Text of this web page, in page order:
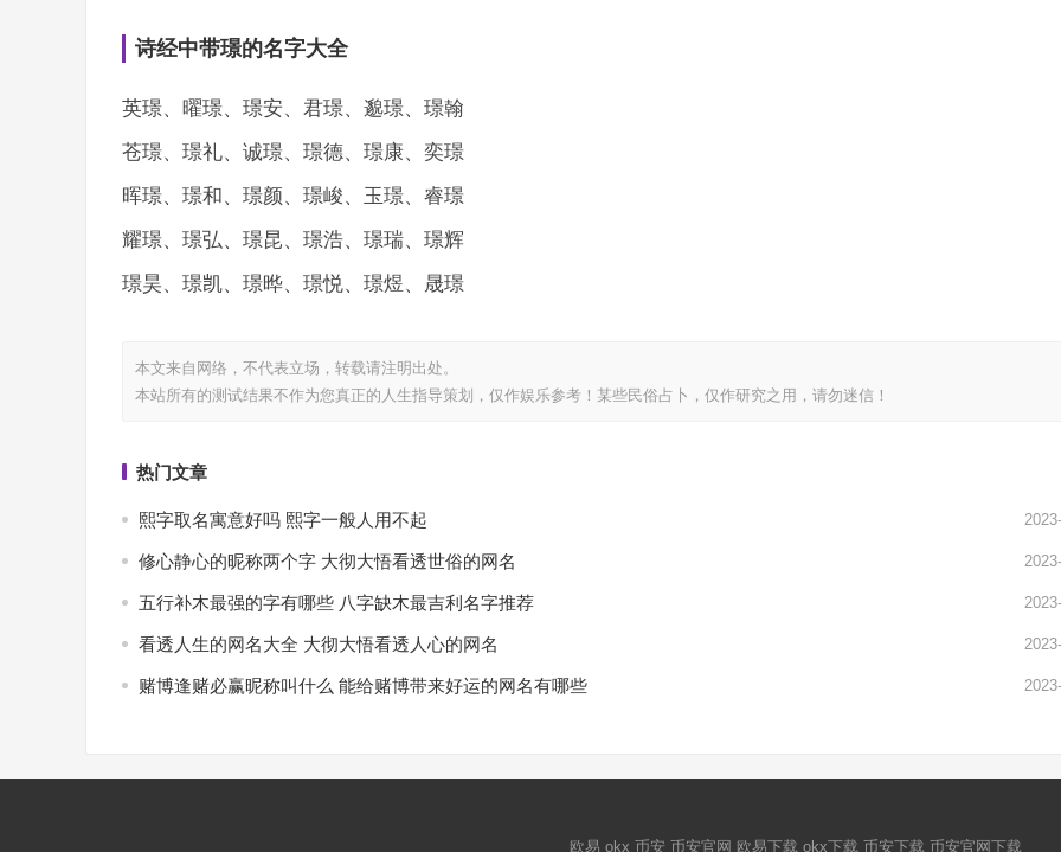
诗经中带璟的名字大全
英璟、曜璟、璟安、君璟、邈璟、璟翰
苍璟、璟礼、诚璟、璟德、璟康、奕璟
晖璟、璟和、璟颜、璟峻、玉璟、睿璟
耀璟、璟弘、璟昆、璟浩、璟瑞、璟辉
璟昊、璟凯、璟晔、璟悦、璟煜、晟璟
本文来自网络，不代表立场，转载请注明出处。
本站所有的测试结果不作为您真正的人生指导策划，仅作娱乐参考！某些民俗占卜，仅作研究之用，请勿迷信！
热门文章
熙字取名寓意好吗 熙字一般人用不起
修心静心的昵称两个字 大彻大悟看透世俗的网名
五行补木最强的字有哪些 八字缺木最吉利名字推荐
看透人生的网名大全 大彻大悟看透人心的网名
赌博逢赌必赢昵称叫什么 能给赌博带来好运的网名有哪些
欧易 okx 币安 币安官网 欧易下载 okx下载 币安下载 币安官网下载